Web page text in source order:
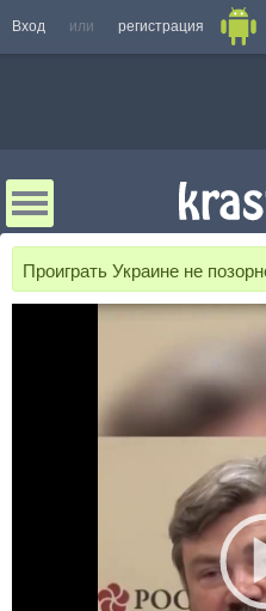
Вход или регистрация
Проиграть Украине не